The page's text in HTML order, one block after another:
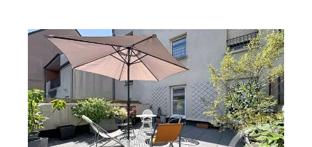
THIAIS 94
86,16 m
, 4 pièces
Ref : 27575
Appartement F4 à vendre
340 000 €
Visiter le site dédié